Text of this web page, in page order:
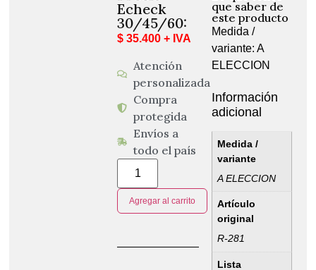
Echeck
30/45/60:
$ 35.400 + IVA
Atención
personalizada
Compra
protegida
Envíos a
todo el país
Agregar al carrito
que saber de
este producto
Medida /
variante: A
ELECCION
Información
adicional
Medida /
variante
A ELECCION
Artículo
original
R-281
Lista